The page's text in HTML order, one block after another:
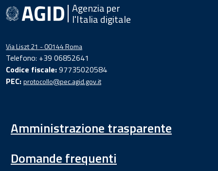
Agenzia per
l'Italia digitale
Via Liszt 21 - 00144 Roma
Telefono: +39 06852641
Codice fiscale:97735020584
PEC:protocollo@pec.agid.gov.it
Amministrazione trasparente
Domande frequenti